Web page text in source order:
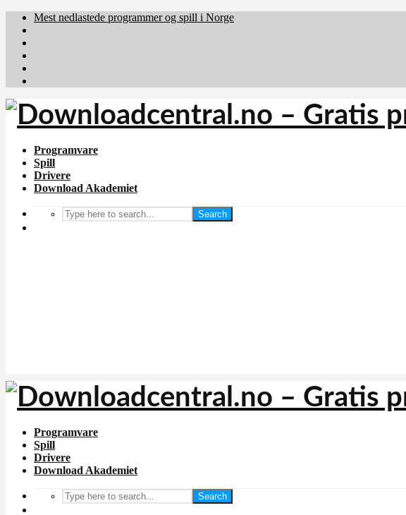
Mest nedlastede programmer og spill i Norge
Programvare
Spill
Drivere
Download Akademiet
Search
Programvare
Spill
Drivere
Download Akademiet
Search